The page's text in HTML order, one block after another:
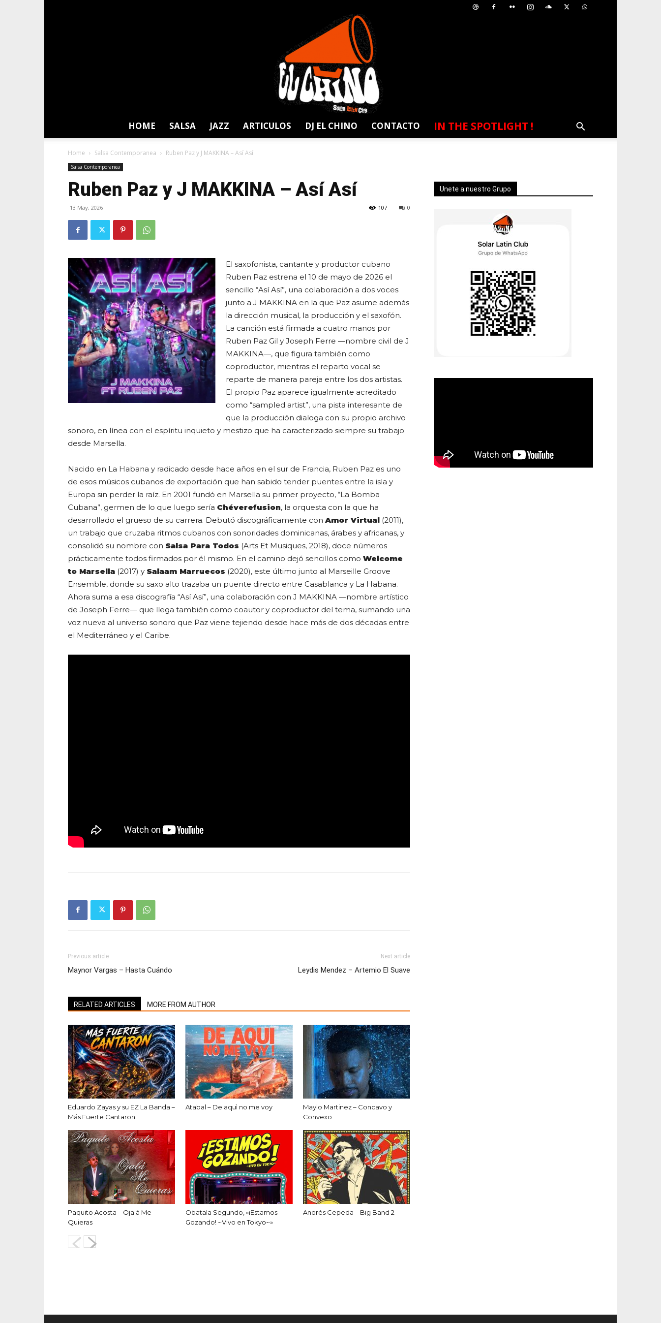
Club
HOME SALSA JAZZ ARTICULOS DJ EL CHINO CONTACTO IN THE SPOTLIGHT !
Home Salsa Contemporanea Ruben Paz y J MAKKINA – Así Así
Salsa Contemporanea
Ruben Paz y J MAKKINA – Así Así
13 May, 2026 0
107
El saxofonista, cantante y productor cubano
Ruben Paz estrena el 10 de mayo de 2026 el
sencillo “Así Así”, una colaboración a dos voces
junto a J MAKKINA en la que Paz asume además
la dirección musical, la producción y el saxofón.
La canción está firmada a cuatro manos por
Ruben Paz Gil y Joseph Ferre —nombre civil de J
MAKKINA—, que figura también como
coproductor, mientras el reparto vocal se
reparte de manera pareja entre los dos artistas.
El propio Paz aparece igualmente acreditado
como “sampled artist”, una pista interesante de
que la producción dialoga con su propio archivo
sonoro, en línea con el espíritu inquieto y mestizo que ha caracterizado siempre su trabajo
desde Marsella.
Nacido en La Habana y radicado desde hace años en el sur de Francia, Ruben Paz es uno
de esos músicos cubanos de exportación que han sabido tender puentes entre la isla y
Europa sin perder la raíz. En 2001 fundó en Marsella su primer proyecto, “La Bomba
Cubana”, germen de lo que luego sería Chéverefusion, la orquesta con la que ha
desarrollado el grueso de su carrera. Debutó discográficamente con Amor Virtual (2011),
un trabajo que cruzaba ritmos cubanos con sonoridades dominicanas, árabes y africanas, y
consolidó su nombre con Salsa Para Todos (Arts Et Musiques, 2018), doce números
prácticamente todos firmados por él mismo. En el camino dejó sencillos como Welcome
to Marsella (2017) y Salaam Marruecos (2020), este último junto al Marseille Groove
Ensemble, donde su saxo alto trazaba un puente directo entre Casablanca y La Habana.
Ahora suma a esa discografía “Así Así”, una colaboración con J MAKKINA —nombre artístico
de Joseph Ferre— que llega también como coautor y coproductor del tema, sumando una
voz nueva al universo sonoro que Paz viene tejiendo desde hace más de dos décadas entre
el Mediterráneo y el Caribe.
Previous article
Maynor Vargas – Hasta Cuándo
Next article
Leydis Mendez – Artemio El Suave
RELATED ARTICLES MORE FROM AUTHOR
Eduardo Zayas y su EZ La Banda –
Más Fuerte Cantaron
Atabal – De aquì no me voy
Maylo Martinez – Concavo y
Convexo
Paquito Acosta – Ojalá Me
Quieras
Obatala Segundo, «¡Estamos
Gozando! ~Vivo en Tokyo~»
Andrés Cepeda – Big Band 2
Unete a nuestro Grupo